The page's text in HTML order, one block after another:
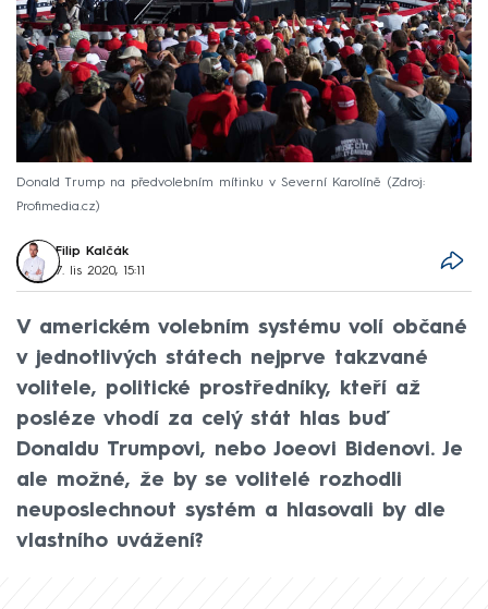
Donald Trump na předvolebním mítinku v Severní Karolíně
Zdroj:
Profimedia.cz
Filip Kalčák
7. lis 2020, 15:11
V americkém volebním systému volí občané
v jednotlivých státech nejprve takzvané
volitele, politické prostředníky, kteří až
posléze vhodí za celý stát hlas buď
Donaldu Trumpovi, nebo Joeovi Bidenovi. Je
ale možné, že by se volitelé rozhodli
neuposlechnout systém a hlasovali by dle
vlastního uvážení?